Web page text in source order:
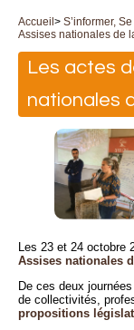
Accueil > S’informer,
Assises nationales de
Les actes
nationales
Les 23 et 24 octobre
Assises nationales
De ces deux
de collectivités,
propositions